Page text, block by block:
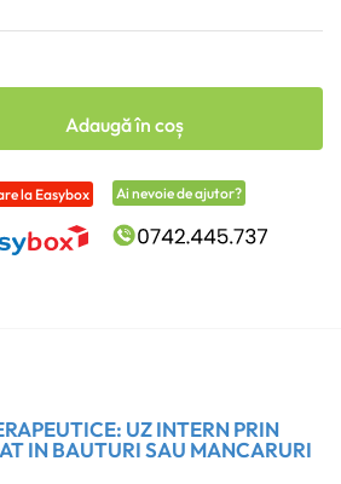
Adaugă în coș
la Easybox Ai nevoie de ajutor?
UZ INTERN PRIN
IN BAUTURI SAU MANCARURI